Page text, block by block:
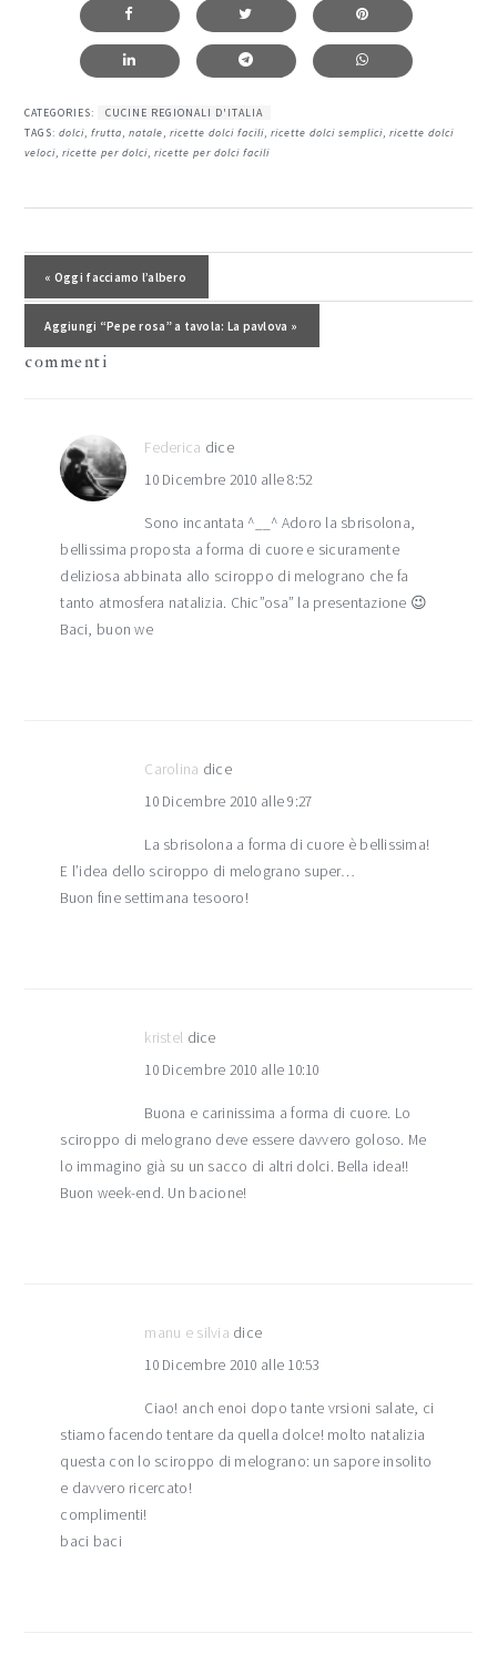
CATEGORIES:
CUCINE REGIONALI D'ITALIA
TAGS:dolci,frutta,natale,ricette dolci facili,ricette dolci semplici,ricette dolci
veloci,ricette per dolci,ricette per dolci facili
Post precedente:
« Oggi facciamo l’albero
Post successivo:
Aggiungi “Pepe rosa” a tavola: La pavlova »
del
lettore
commenti
Federica dice
10 Dicembre 2010 alle 8:52
Sono incantata ^__^ Adoro la sbrisolona,
bellissima proposta a forma di cuore e sicuramente
deliziosa abbinata allo sciroppo di melograno che fa
tanto atmosfera natalizia. Chic”osa” la presentazione 😉
Baci, buon we
Carolina dice
10 Dicembre 2010 alle 9:27
La sbrisolona a forma di cuore è bellissima!
E l’idea dello sciroppo di melograno super…
Buon fine settimana tesooro!
kristel dice
10 Dicembre 2010 alle 10:10
Buona e carinissima a forma di cuore. Lo
sciroppo di melograno deve essere davvero goloso. Me
lo immagino già su un sacco di altri dolci. Bella idea!!
Buon week-end. Un bacione!
manu e silvia dice
10 Dicembre 2010 alle 10:53
Ciao! anch enoi dopo tante vrsioni salate, ci
stiamo facendo tentare da quella dolce! molto natalizia
questa con lo sciroppo di melograno: un sapore insolito
e davvero ricercato!
complimenti!
baci baci